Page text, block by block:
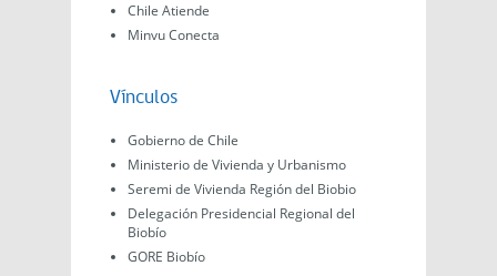
Chile Atiende
Minvu Conecta
Vínculos
Gobierno de Chile
Ministerio de Vivienda y Urbanismo
Seremi de Vivienda Región del Biobio
Delegación Presidencial Regional del
Biobío
GORE Biobío